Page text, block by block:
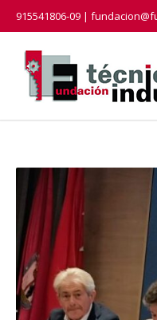
915541806-09 |